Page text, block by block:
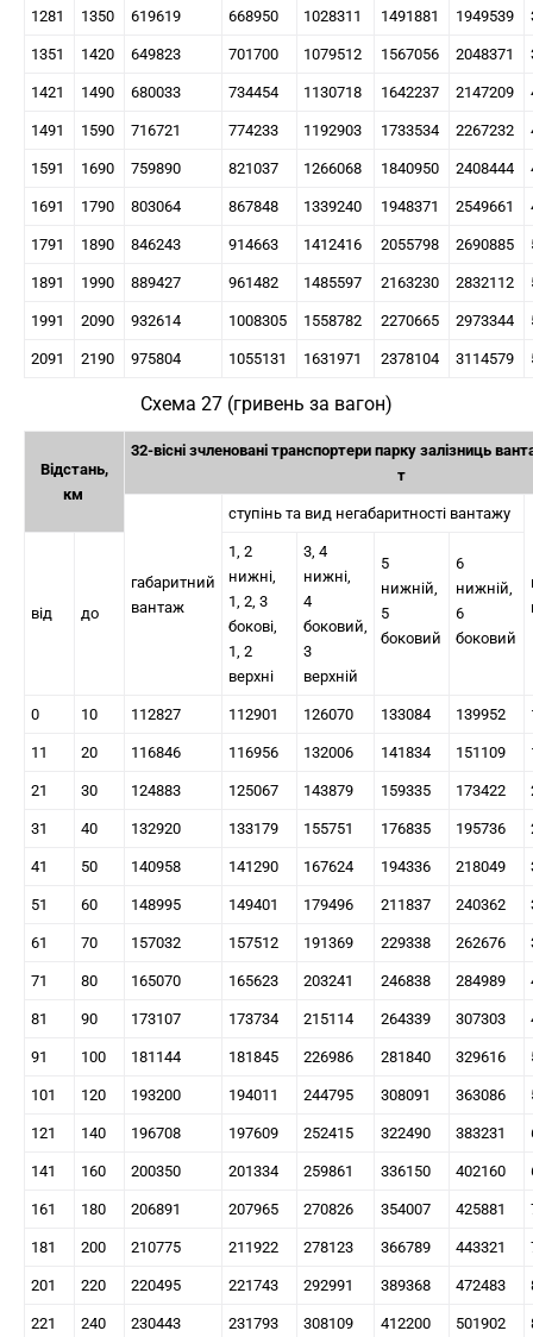
1281 1350 619619 668950 1028311 1491881 1949539
1351 1420 649823 701700 1079512 1567056 2048371
1421 1490 680033 734454 1130718 1642237 2147209
1491 1590 716721 774233 1192903 1733534 2267232
1591 1690 759890 821037 1266068 1840950 2408444
1691 1790 803064 867848 1339240 1948371 2549661
1791 1890 846243 914663 1412416 2055798 2690885
1891 1990 889427 961482 1485597 2163230 2832112
1991 2090 932614 1008305 1558782 2270665 2973344
2091 2190 975804 1055131 1631971 2378104 3114579
Схема 27 (гривень за вагон)
Відстань,
км
32-вісні зчленовані транспортери парку залізниць
т
габаритний
вантаж
ступінь та вид негабаритності вантажу
від до
1, 2
нижні,
1, 2, 3
бокові,
1, 2
верхні
3, 4
нижні,
4
боковий,
3
верхній
5
нижній,
5
боковий
6
нижній,
6
боковий
0 10 112827 112901 126070 133084 139952
11 20 116846 116956 132006 141834 151109
21 30 124883 125067 143879 159335 173422
31 40 132920 133179 155751 176835 195736
41 50 140958 141290 167624 194336 218049
51 60 148995 149401 179496 211837 240362
61 70 157032 157512 191369 229338 262676
71 80 165070 165623 203241 246838 284989
81 90 173107 173734 215114 264339 307303
91 100 181144 181845 226986 281840 329616
101 120 193200 194011 244795 308091 363086
121 140 196708 197609 252415 322490 383231
141 160 200350 201334 259861 336150 402160
161 180 206891 207965 270826 354007 425881
181 200 210775 211922 278123 366789 443321
201 220 220495 221743 292991 389368 472483
221 240 230443 231793 308109 412200 501902